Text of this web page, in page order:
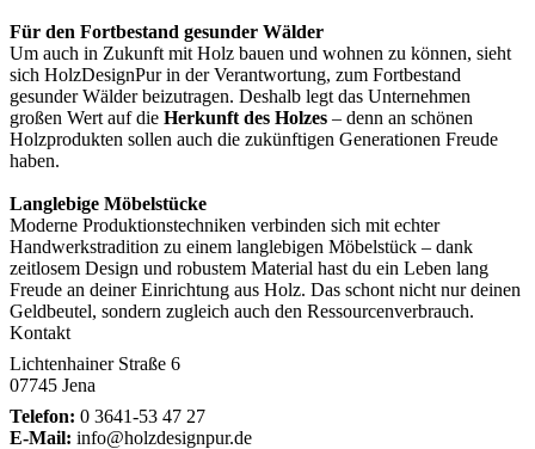
Für den Fortbestand gesunder Wälder
Um auch in Zukunft mit Holz bauen und wohnen zu können, sieht
sich HolzDesignPur in der Verantwortung, zum Fortbestand
gesunder Wälder beizutragen. Deshalb legt das Unternehmen
großen Wert auf die Herkunft des Holzes – denn an schönen
Holzprodukten sollen auch die zukünftigen Generationen Freude
haben.
Langlebige Möbelstücke
Moderne Produktionstechniken verbinden sich mit echter
Handwerkstradition zu einem langlebigen Möbelstück – dank
zeitlosem Design und robustem Material hast du ein Leben lang
Freude an deiner Einrichtung aus Holz. Das schont nicht nur deinen
Geldbeutel, sondern zugleich auch den Ressourcenverbrauch.
Kontakt
Lichtenhainer Straße 6
07745 Jena
Telefon: 0 3641-53 47 27
E-Mail: info@holzdesignpur.de